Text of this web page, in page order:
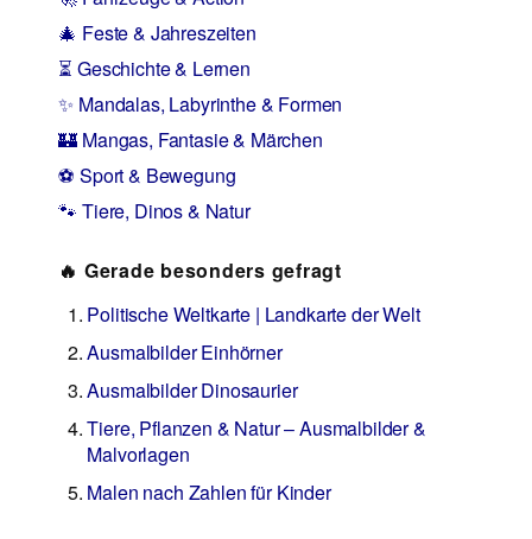
🎄 Feste & Jahreszeiten
⏳ Geschichte & Lernen
✨ Mandalas, Labyrinthe & Formen
🏰 Mangas, Fantasie & Märchen
⚽ Sport & Bewegung
🐾 Tiere, Dinos & Natur
🔥 Gerade besonders gefragt
Politische Weltkarte | Landkarte der Welt
Ausmalbilder Einhörner
Ausmalbilder Dinosaurier
Tiere, Pflanzen & Natur – Ausmalbilder &
Malvorlagen
Malen nach Zahlen für Kinder